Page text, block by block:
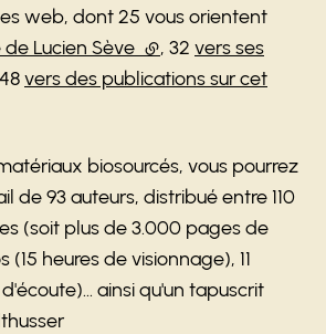
web, dont 25 vous orientent
Lucien Sève (lien externe)
, 32 vers ses
vers des publications sur cet
biosourcés, vous pourrez
de 93 auteurs, distribué entre 110
(soit plus de 3.000 pages de
heures de visionnage), 11
ainsi qu'un tapuscrit